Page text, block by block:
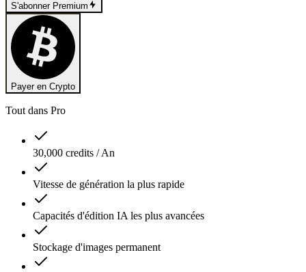
S'abonner Premium
Payer en Crypto
Tout dans Pro
30,000 credits / An
Vitesse de génération la plus rapide
Capacités d'édition IA les plus avancées
Stockage d'images permanent